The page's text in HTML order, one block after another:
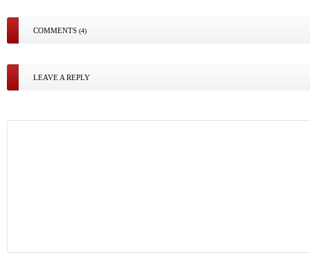
COMMENTS (4)
LEAVE A REPLY